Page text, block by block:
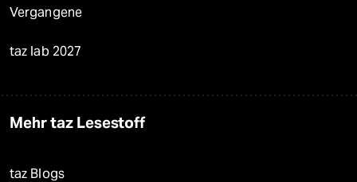
Vergangene
taz lab 2027
Mehr taz Lesestoff
taz Blogs